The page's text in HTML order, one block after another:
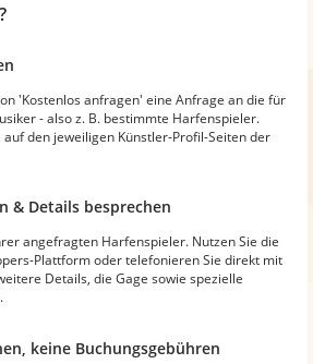
'Kostenlos anfragen' eine Anfrage an die für
- also z. B. bestimmte Harfenspieler.
den jeweiligen Künstler-Profil-Seiten der
& Details besprechen
angefragten Harfenspieler. Nutzen Sie die
Plattform oder telefonieren Sie direkt mit
Details, die Gage sowie spezielle
keine Buchungsgebühren